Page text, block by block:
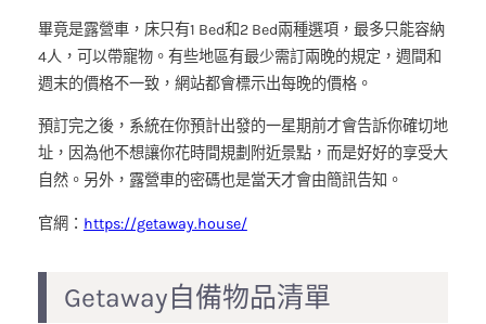
畢竟是露營車，床只有1 Bed和2 Bed兩種選項，最多只能容納
4人，可以帶寵物。有些地區有最少需訂兩晚的規定，週間和
週末的價格不一致，網站都會標示出每晚的價格。
預訂完之後，系統在你預計出發的一星期前才會告訴你確切地
址，因為他不想讓你花時間規劃附近景點，而是好好的享受大
自然。另外，露營車的密碼也是當天才會由簡訊告知。
官網： https://getaway.house/
Getaway自備物品清單